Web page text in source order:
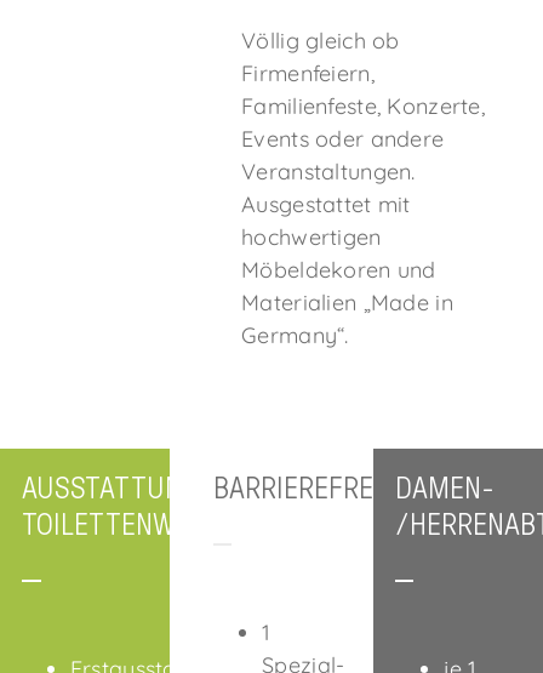
Völlig gleich ob
Firmenfeiern,
Familienfeste, Konzerte,
Events oder andere
Veranstaltungen.
Ausgestattet mit
hochwertigen
Möbeldekoren und
Materialien „Made in
Germany“.
AUSSTATTUNG
TOILETTENWAGEN
BARRIEREFREI
1
Spezial-
DAMEN-
/